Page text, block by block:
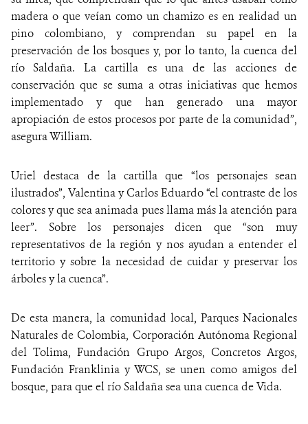
madera o que veían como un chamizo es en realidad un
pino colombiano, y comprendan su papel en la
preservación de los bosques y, por lo tanto, la cuenca del
río Saldaña. La cartilla es una de las acciones de
conservación que se suma a otras iniciativas que hemos
implementado y que han generado una mayor
apropiación de estos procesos por parte de la comunidad”,
asegura William.
Uriel destaca de la cartilla que “los personajes sean
ilustrados”, Valentina y Carlos Eduardo “el contraste de los
colores y que sea animada pues llama más la atención para
leer”. Sobre los personajes dicen que “son muy
representativos de la región y nos ayudan a entender el
territorio y sobre la necesidad de cuidar y preservar los
árboles y la cuenca”.
De esta manera, la comunidad local, Parques Nacionales
Naturales de Colombia, Corporación Autónoma Regional
del Tolima, Fundación Grupo Argos, Concretos Argos,
Fundación Franklinia y WCS, se unen como amigos del
bosque, para que el río Saldaña sea una cuenca de Vida.